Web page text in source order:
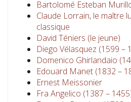
Bartolomé Esteban
Claude Lorrain, le maître
classique
David Téniers (le jeune)
Diego Vélasquez (1599 –
Domenico Ghirlandaio
Edouard Manet (1832 –
Ernest Meissonier
Fra Angelico (1387 –